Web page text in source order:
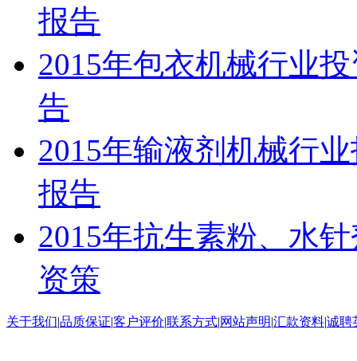
报告
2015年包衣机械行业
告
2015年输液剂机械行
报告
2015年抗生素粉、水
资策
关于我们|品质保证|客户评价|联系方式|网站声明|汇款资料|诚聘